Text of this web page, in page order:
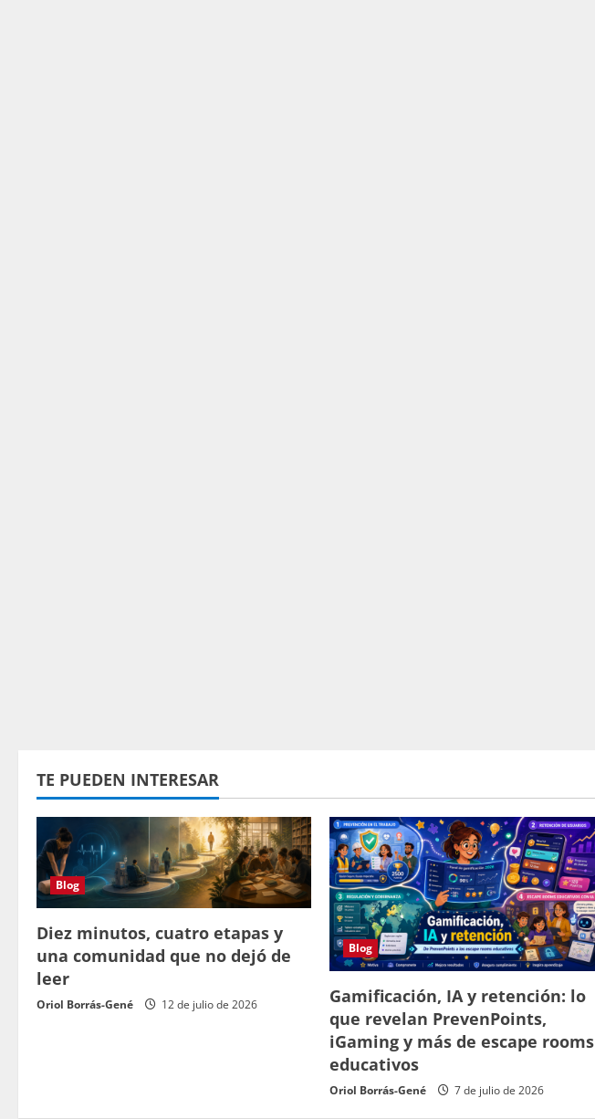
TE PUEDEN INTERESAR
Blog
Diez minutos, cuatro etapas y
una comunidad que no dejó de
leer
Oriol Borrás-Gené 12 de julio de 2026
Blog
Gamificación, IA y retención: lo
que revelan PrevenPoints,
iGaming y más de escape rooms
educativos
Oriol Borrás-Gené 7 de julio de 2026